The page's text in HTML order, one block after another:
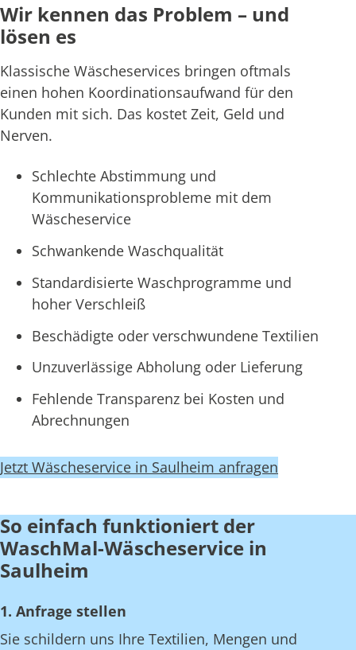
Wir kennen das Problem – und
lösen es
Klassische Wäscheservices bringen oftmals
einen hohen Koordinationsaufwand für den
Kunden mit sich. Das kostet Zeit, Geld und
Nerven.
Schlechte Abstimmung und
Kommunikationsprobleme mit dem
Wäscheservice
Schwankende Waschqualität
Standardisierte Waschprogramme und
hoher Verschleiß
Beschädigte oder verschwundene Textilien
Unzuverlässige Abholung oder Lieferung
Fehlende Transparenz bei Kosten und
Abrechnungen
Jetzt Wäscheservice in Saulheim anfragen
So einfach funktioniert der
WaschMal-Wäscheservice in
Saulheim
1. Anfrage stellen
Sie schildern uns Ihre Textilien, Mengen und